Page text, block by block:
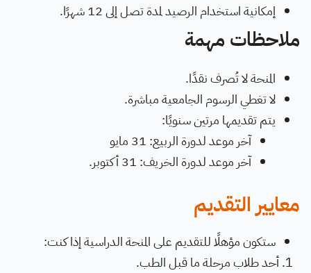
إمكانية استخدام الرصيد لمدة تصل إلى 12 شهرًا.
ملاحظات مهمة
المنحة لا تُصرف نقدًا.
لا تغطي الرسوم الجامعية مباشرة.
يتم تقديمها مرتين سنويًا:
آخر موعد لدورة الربيع: 31 مايو
آخر موعد لدورة الخريف: 31 أكتوبر.
معايير التقديم
ستكون مؤهلًا للتقديم على المنحة الدراسية إذا كنت:
أحد طلاب مرحلة ما قبل الطب.